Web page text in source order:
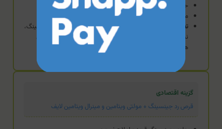
حاوی عصاره جینسینگ
مولتی‌ویتامین و مینرال کامل (حاوی زینک، سلنیوم، کروم و...)
تفاوت:
این گزینه برای افرادی منطقی‌تر است که علاوه بر جینسینگ،
نیازمند یک مولتی‌ویتامین کامل برای جبران کمبود املاح معدنی
هستند.
گزینه اقتصادی
قرص رد جینسینگ + مولتی ویتامین و مینرال ویتامین لایف